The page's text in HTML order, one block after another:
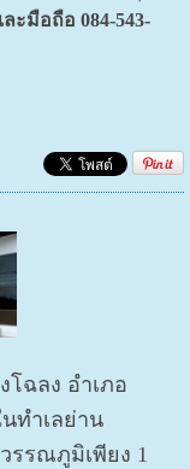
ละมือถือ 084-543-
โฉลง อำเภอ
ทำเลย่าน
รรณภูมิเพียง 1